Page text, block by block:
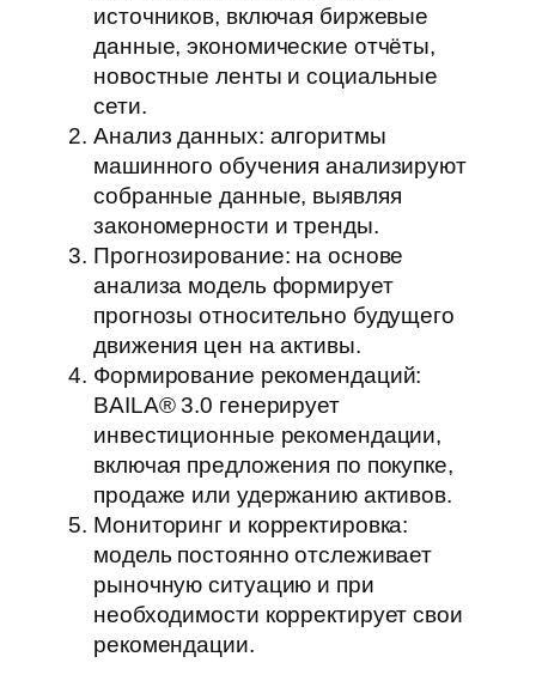
источников, включая биржевые
данные, экономические отчёты,
новостные ленты и социальные
сети.
Анализ данных: алгоритмы
машинного обучения анализируют
собранные данные, выявляя
закономерности и тренды.
Прогнозирование: на основе
анализа модель формирует
прогнозы относительно будущего
движения цен на активы.
Формирование рекомендаций:
BAILA® 3.0 генерирует
инвестиционные рекомендации,
включая предложения по покупке,
продаже или удержанию активов.
Мониторинг и корректировка:
модель постоянно отслеживает
рыночную ситуацию и при
необходимости корректирует свои
рекомендации.